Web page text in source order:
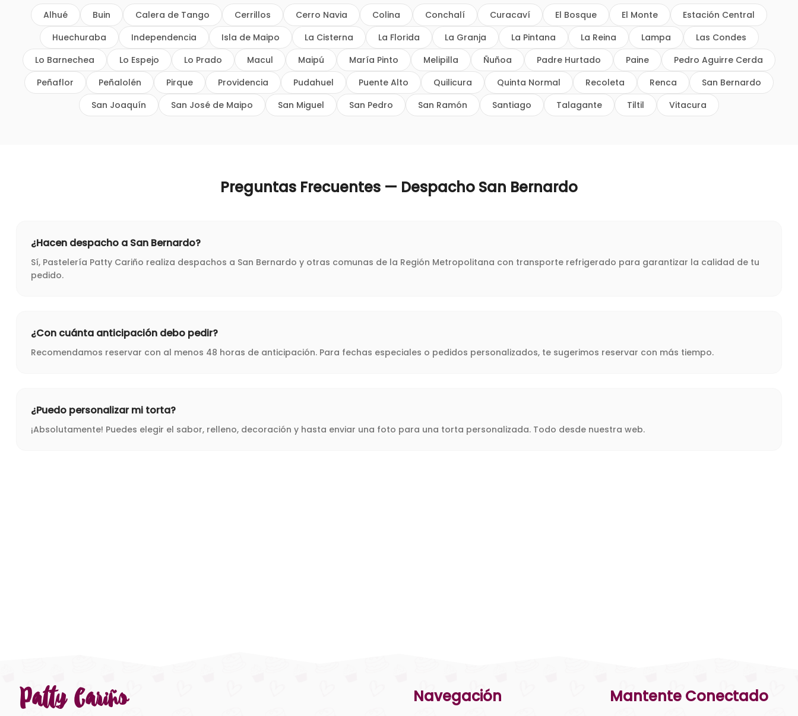
Alhué Buin Calera de Tango Cerrillos Cerro Navia Colina Conchalí Curacaví El Bosque El Monte
Estación Central
Huechuraba
Independencia Isla de Maipo La Cisterna La Florida La Granja La Pintana La Reina Lampa
Las Condes
Lo Barnechea
Lo Espejo Lo Prado Macul Maipú María Pinto Melipilla Ñuñoa Padre Hurtado Paine
Pedro Aguirre Cerda
Peñaflor
Peñalolén Pirque Providencia Pudahuel Puente Alto Quilicura Quinta Normal Recoleta Renca
San Bernardo
San Joaquín
San José de Maipo San Miguel San Pedro San Ramón Santiago Talagante Tiltil Vitacura
Preguntas Frecuentes — Despacho San Bernardo
¿Hacen despacho a San Bernardo?
Sí, Pastelería Patty Cariño realiza despachos a San Bernardo y otras comunas de la Región Metropolitana con transporte refrigerado para garantizar la calidad de tu
pedido.
¿Con cuánta anticipación debo pedir?
Recomendamos reservar con al menos 48 horas de anticipación. Para fechas especiales o pedidos personalizados, te sugerimos reservar con más tiempo.
¿Puedo personalizar mi torta?
¡Absolutamente! Puedes elegir el sabor, relleno, decoración y hasta enviar una foto para una torta personalizada. Todo desde nuestra web.
Patty Cariño Navegación Mantente Conectado